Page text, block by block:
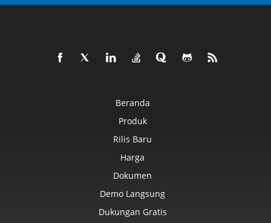
Beranda
Produk
Rilis Baru
Harga
Dokumen
Demo Langsung
Dukungan Gratis